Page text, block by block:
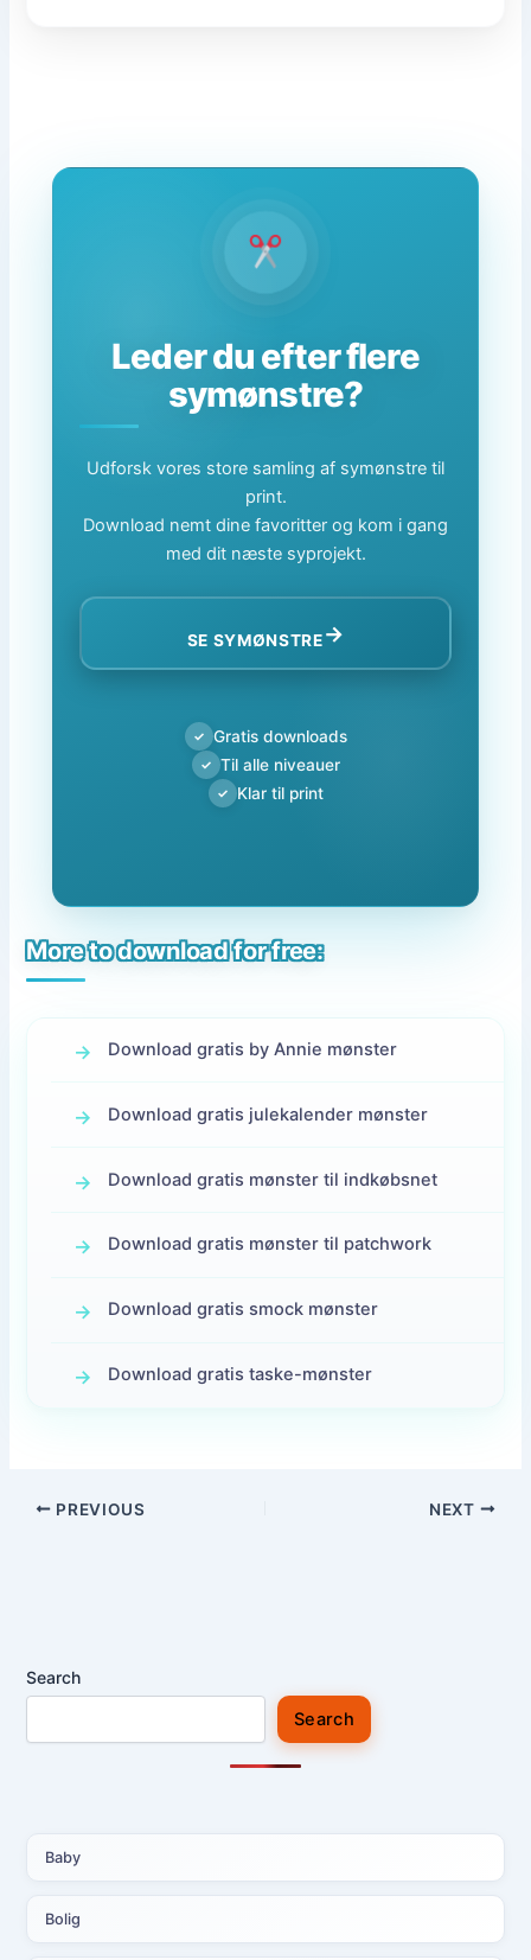
Leder du efter flere
symønstre?
Udforsk vores store samling af symønstre til
print.
Download nemt dine favoritter og kom i gang
med dit næste syprojekt.
SE SYMØNSTRE→
✓ Gratis downloads
✓ Til alle niveauer
✓ Klar til print
More to download for free:
Download gratis by Annie mønster
Download gratis julekalender mønster
Download gratis mønster til indkøbsnet
Download gratis mønster til patchwork
Download gratis smock mønster
Download gratis taske-mønster
PREVIOUS NEXT
Search
Search
Baby
Bolig